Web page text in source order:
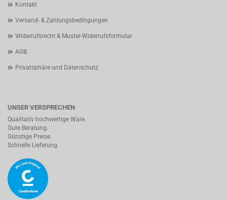
Kontakt
Versand- & Zahlungsbedingungen
Widerrufsrecht & Muster-Widerrufsformular
AGB
Privatsphäre und Datenschutz
UNSER VERSPRECHEN
Qualitativ hochwertige Ware.
Gute Beratung.
Günstige Preise.
Schnelle Lieferung.